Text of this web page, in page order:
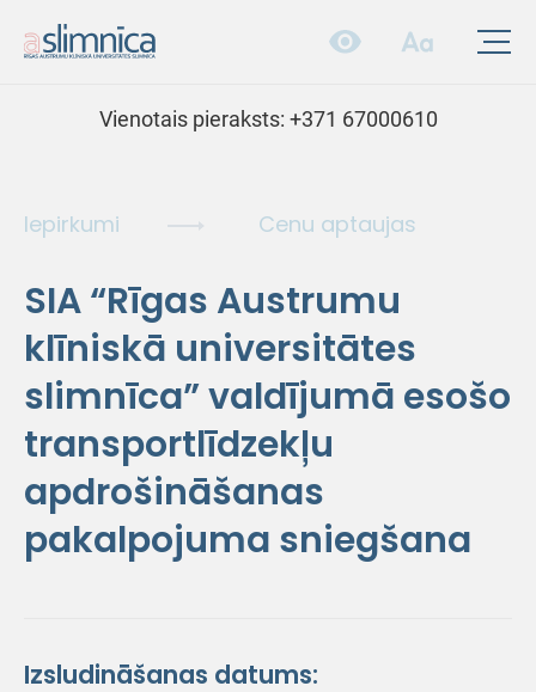
Vienotais pieraksts: +371 67000610
Iepirkumi Cenu aptaujas
SIA “Rīgas Austrumu
klīniskā universitātes
slimnīca” valdījumā esošo
transportlīdzekļu
apdrošināšanas
pakalpojuma sniegšana
Izsludināšanas datums: